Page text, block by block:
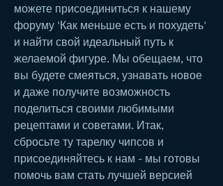
можете присоединиться к нашему
форуму 'Как меньше есть и похудеть'
и найти свой идеальный путь к
желаемой фигуре. Мы обещаем, что
вы будете смеяться, узнавать новое
и даже получите возможность
поделиться своими любимыми
рецептами и советами. Итак,
сбросьте ту тарелку чипсов и
присоединяйтесь к нам - мы готовы
помочь вам стать лучшей версией